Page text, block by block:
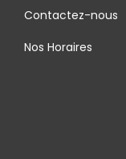
Contactez-nous
Nos Horaires